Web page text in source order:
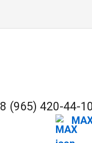
8 (965) 420-44-10